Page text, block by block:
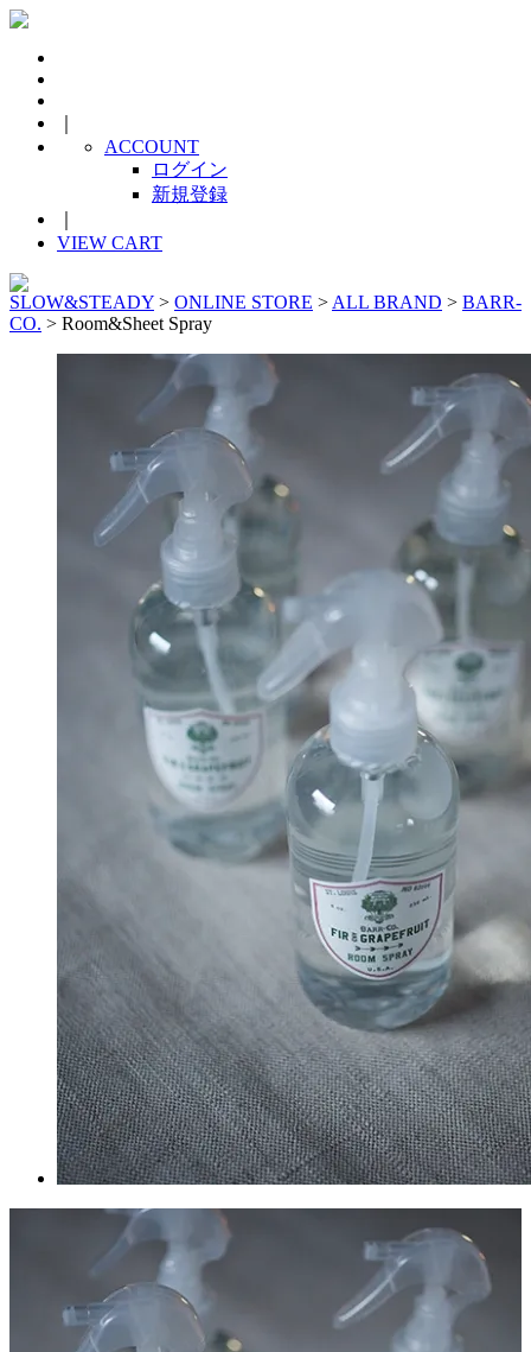
ACCOUNT
ログイン
新規登録
VIEW CART
SLOW&STEADY > ONLINE STORE > ALL BRAND > BARR-
CO. > Room&Sheet Spray